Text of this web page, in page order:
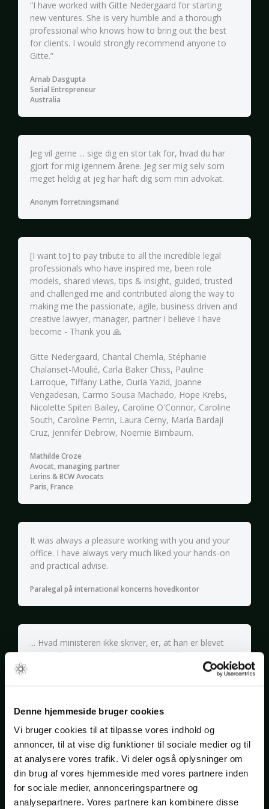
Denne hjemmeside bruger cookies
Vi bruger cookies til at tilpasse vores indhold og
annoncer, til at vise dig funktioner til sociale medier og til
at analysere vores trafik. Vi deler også oplysninger om
din brug af vores hjemmeside med vores partnere inden
for sociale medier, annonceringspartnere og
analysepartnere. Vores partnere kan kombinere disse
“I have worked with Gitte Nedergaard for starting
new ventures. She is very humble and a thorough
professional who knows how to bring out the best
for clients. I would strongly recommend anyone to
Gitte.”
Arnab Dasgupta
Serial Entrepreneur
Australia
Jeg vil gerne ... sige dig en stor tak for, hvad du har
gjort for mig igennem årene. Jeg ser mig selv som
meget heldig at jeg har haft dig som min advokat.
Anonym forretningsmand
[I want to] to pay tribute to all the incredible legal
professionals who have inspired me, been role
models, shared views, tips & insight, guided, trusted
and challenged me and contributed along the way to
making me the passionate, agile, business driven and
creative lawyer, manager, partner I believe I have
become - Thank you 🙏
Gitte Nedergaard, Chantal Chemla, Stéphanie
Chalanset-Moulié, Carla Baker Chiss, Pauline
Larroque, Tiffany Lathe, Ouria Yazid, Joanne
Vengadesan, Carmo Sousa Machado, Hope Krebs,
Nicolette Spiteri Bailey, Caroline O'Connor, Caroline
South, Caroline Perrin, Laura Cerny, María Bardají
Cruz, Jennifer Debrow, Noemie Birnbaum.
Mathilde Croze
Avocat, managing partner
Lerins & BCW Avocats
Paris, France
It was always a pleasure working with you and your
office. I have always very much liked your hands-on
and practical advise.
Paralegal på international koncerns hovedkontor
... Hvad ministeren ikke skriver, er, at han er blevet
mødt af meget grundige argumenter fra Gitte
Nedergaard fremført af [ordføreren for et af de store
• … Det er helt unikt at have været advokat for
samme virksomhed i sådan en årrække – og man må
sige, at du har været med til at gøre en kæmpe
forskel (International koncern)